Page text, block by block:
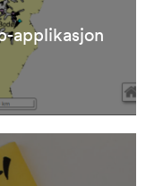
applikasjon